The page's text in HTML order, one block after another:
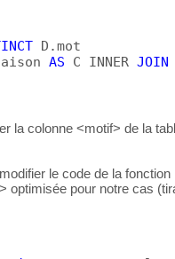
String
(Tirage)
= mt
(i - 1)
AS C INNER JOIN
la colonne <motif> de la
le code de la fonction
optimisée pour notre cas